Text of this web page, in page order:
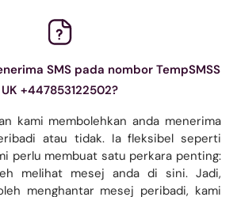
SMS pada nombor TempSMSS
UK +447853122502?
kami membolehkan anda menerima
atau tidak. Ia fleksibel seperti
perlu membuat satu perkara penting:
melihat mesej anda di sini. Jadi,
menghantar mesej peribadi, kami